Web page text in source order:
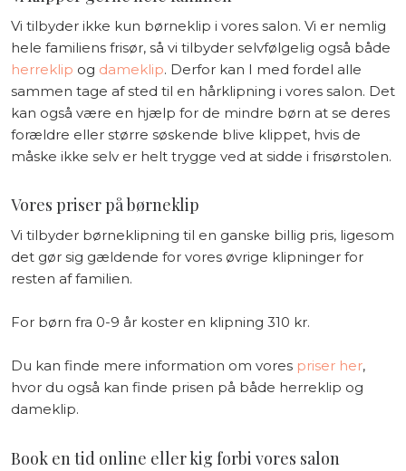
Vi tilbyder ikke kun børneklip i vores salon. Vi er nemlig
hele familiens frisør, så vi tilbyder selvfølgelig også både
herreklip og dameklip. Derfor kan I med fordel alle
sammen tage af sted til en hårklipning i vores salon. Det
kan også være en hjælp for de mindre børn at se deres
forældre eller større søskende blive klippet, hvis de
måske ikke selv er helt trygge ved at sidde i frisørstolen.
Vores priser på børneklip
Vi tilbyder børneklipning til en ganske billig pris, ligesom
det gør sig gældende for vores øvrige klipninger for
resten af familien.
For børn fra 0-9 år koster en klipning 310 kr.
Du kan finde mere information om vores priser her,
hvor du også kan finde prisen på både herreklip og
dameklip.
Book en tid online eller kig forbi vores salon